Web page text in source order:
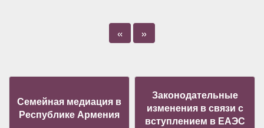
« »
Семейная медиация в
Республике Армения
Законодательные
изменения в связи с
вступлением в ЕАЭС